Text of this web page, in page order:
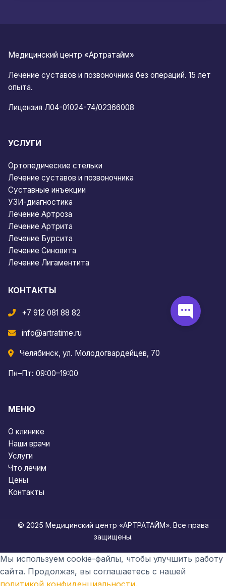
Медицинский центр «Артратайм»
Лечение суставов и позвоночника без операций. 15 лет
опыта.
Лицензия Л04-01024-74/02366008
УСЛУГИ
Ортопедические стельки
Лечение суставов и позвоночника
Суставные инъекции
УЗИ-диагностика
Лечение Артроза
Лечение Артрита
Лечение Бурсита
Лечение Синовита
Лечение Лигаментита
КОНТАКТЫ
+7 912 081 88 82
info@artratime.ru
Челябинск, ул. Молодогвардейцев, 70
Пн–Пт: 09:00–19:00
МЕНЮ
О клинике
Наши врачи
Услуги
Что лечим
Цены
Контакты
© 2025 Медицинский центр «АРТРАТАЙМ». Все права
защищены.
Мы используем cookie-файлы, чтобы улучшить работу
сайта. Продолжая, вы соглашаетесь с нашей
политикой конфиденциальности